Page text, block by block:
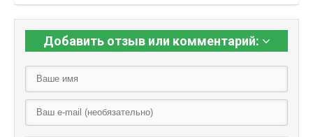
Добавить отзыв или комментарий: